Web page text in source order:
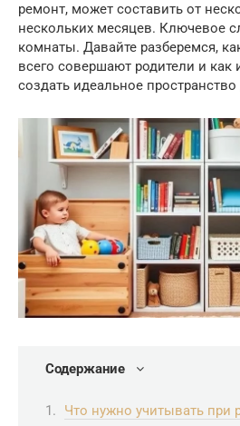
ремонт, может составить от
нескольких месяцев. Ключевое
комнаты. Давайте разберемся,
всего совершают родители и как
создать идеальное
Содержание
Что нужно учитывать при